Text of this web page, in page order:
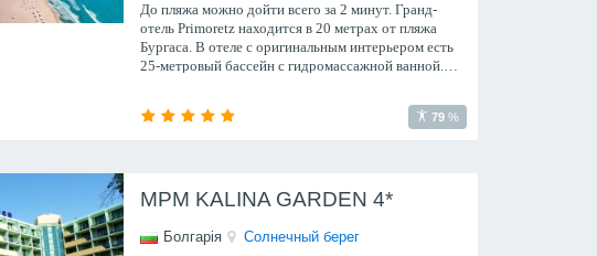
До пляжа можно дойти всего за 2 минут. Гранд-
отель Primoretz находится в 20 метрах от пляжа
Бургаса. В отеле с оригинальным интерьером есть
25-метровый бассейн с гидромассажной ванной.
79 %
MPM KALINA GARDEN 4*
Болгарія
Солнечный берег